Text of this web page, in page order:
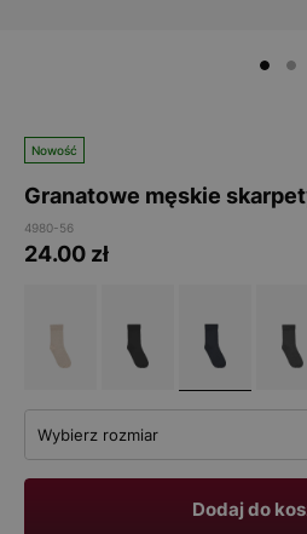
Nowość
Granatowe męskie
4980-56
24.00 zł
Wybierz rozmiar
Dodaj do